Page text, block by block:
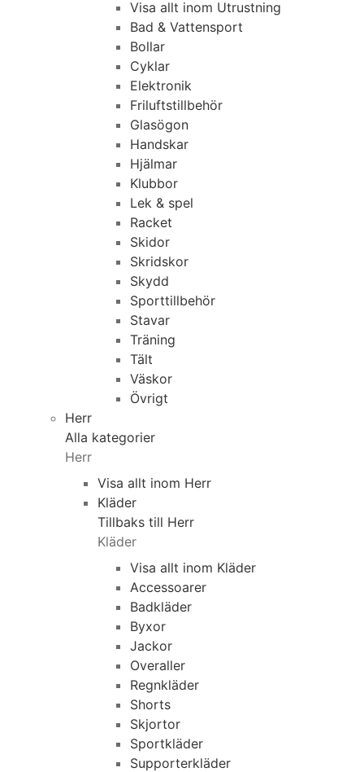
Visa allt inom Utrustning
Bad & Vattensport
Bollar
Cyklar
Elektronik
Friluftstillbehör
Glasögon
Handskar
Hjälmar
Klubbor
Lek & spel
Racket
Skidor
Skridskor
Skydd
Sporttillbehör
Stavar
Träning
Tält
Väskor
Övrigt
Herr
Alla kategorier
Herr
Visa allt inom Herr
Kläder
Tillbaks till Herr
Kläder
Visa allt inom Kläder
Accessoarer
Badkläder
Byxor
Jackor
Overaller
Regnkläder
Shorts
Skjortor
Sportkläder
Supporterkläder